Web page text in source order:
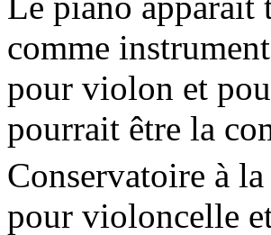
comme
pour violon et
pourrait être la
Conservatoire à
pour violoncelle